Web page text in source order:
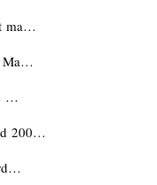
ma…
Ma…
…
200…